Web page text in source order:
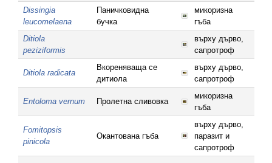
Dissingia
leucomelaena
Паничковидна
бучка
микоризна
гъба
Ditiola
peziziformis
върху дърво,
сапротроф
Ditiola radicata
Вкореняваща се
дитиола
върху дърво,
сапротроф
Entoloma vernum Пролетна сливовка
микоризна
гъба
Fomitopsis
pinicola
Окантована гъба
върху дърво,
паразит и
сапротроф